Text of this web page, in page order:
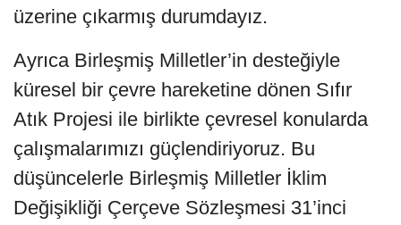
üzerine çıkarmış durumdayız.
Ayrıca Birleşmiş Milletler’in desteğiyle
küresel bir çevre hareketine dönen Sıfır
Atık Projesi ile birlikte çevresel konularda
çalışmalarımızı güçlendiriyoruz. Bu
düşüncelerle Birleşmiş Milletler İklim
Değişikliği Çerçeve Sözleşmesi 31’inci